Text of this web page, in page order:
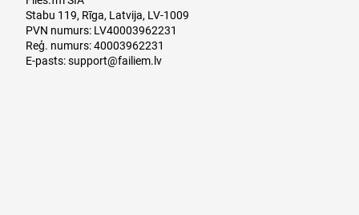
Stabu 119, Rīga, Latvija, LV-1009
PVN numurs: LV40003962231
Reģ. numurs: 40003962231
E-pasts:support@failiem.lv